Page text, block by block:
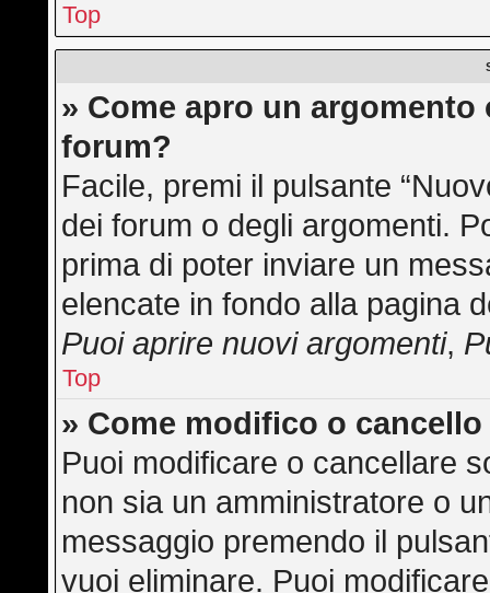
Top
» Come apro un
forum?
Facile, premi il pulsante
dei forum o degli argomenti.
prima di poter inviare un
elencate in fondo alla pagina
Puoi aprire nuovi argomenti,
Top
» Come modifico o
Puoi modificare o cancellare
non sia un amministratore o
messaggio premendo il
vuoi eliminare. Puoi